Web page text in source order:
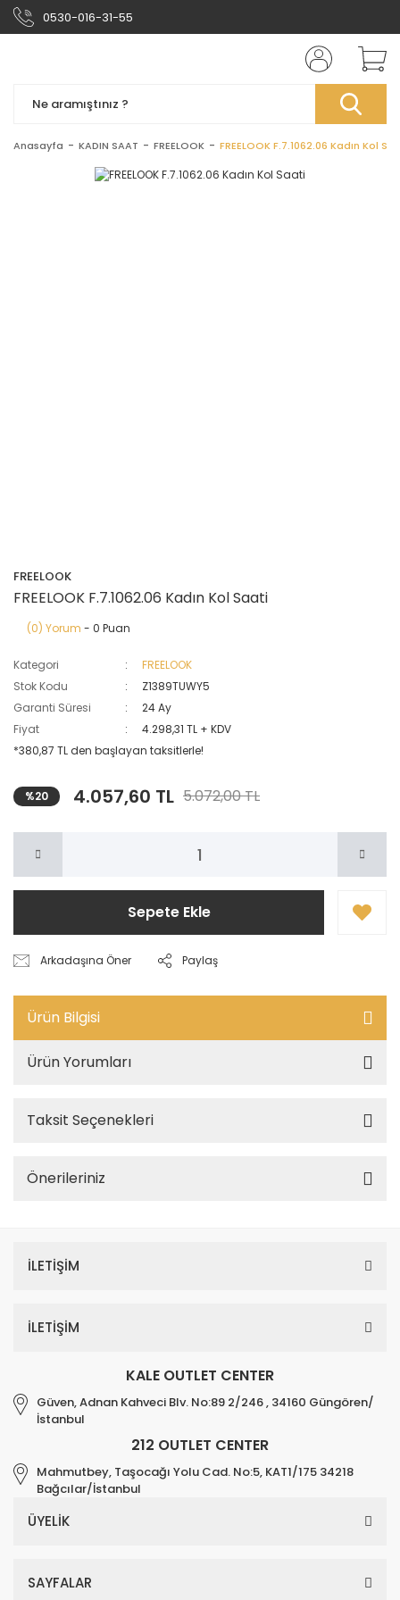
0530-016-31-55
Anasayfa KADIN SAAT FREELOOK FREELOOK F.7.1062.06 Kadın Kol
FREELOOK
FREELOOK F.7.1062.06 Kadın Kol Saati
(0) Yorum - 0 Puan
Kategori
FREELOOK
Stok Kodu
Z1389TUWY5
Garanti Süresi
24 Ay
Fiyat
4.298,31 TL + KDV
*380,87 TL den başlayan taksitlerle!
%20 4.057,60 TL 5.072,00 TL
Sepete Ekle
Arkadaşına Öner Paylaş
Ürün Bilgisi
Ürün Yorumları
Taksit Seçenekleri
Önerileriniz
İLETİŞİM
İLETİŞİM
KALE OUTLET CENTER
Güven, Adnan Kahveci Blv. No:89 2/246 , 34160 Güngören/
İstanbul
212 OUTLET CENTER
Mahmutbey, Taşocağı Yolu Cad. No:5, KAT1/175 34218
Bağcılar/İstanbul
ÜYELİK
SAYFALAR